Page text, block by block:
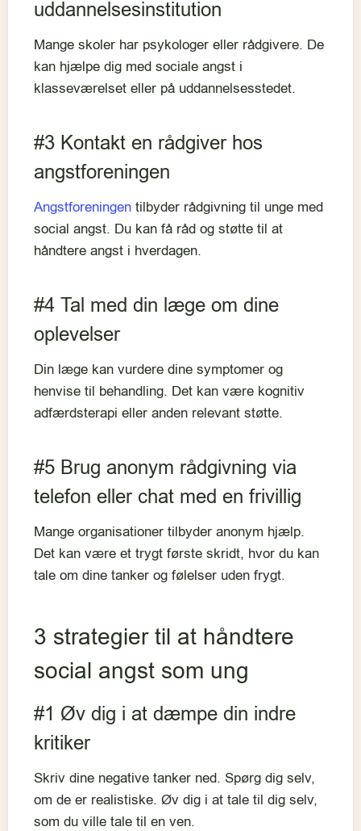
uddannelsesinstitution
Mange skoler har psykologer eller rådgivere. De
kan hjælpe dig med sociale angst i
klasseværelset eller på uddannelsesstedet.
#3 Kontakt en rådgiver hos
angstforeningen
Angstforeningen tilbyder rådgivning til unge med
social angst. Du kan få råd og støtte til at
håndtere angst i hverdagen.
#4 Tal med din læge om dine
oplevelser
Din læge kan vurdere dine symptomer og
henvise til behandling. Det kan være kognitiv
adfærdsterapi eller anden relevant støtte.
#5 Brug anonym rådgivning via
telefon eller chat med en frivillig
Mange organisationer tilbyder anonym hjælp.
Det kan være et trygt første skridt, hvor du kan
tale om dine tanker og følelser uden frygt.
3 strategier til at håndtere
social angst som ung
#1 Øv dig i at dæmpe din indre
kritiker
Skriv dine negative tanker ned. Spørg dig selv,
om de er realistiske. Øv dig i at tale til dig selv,
som du ville tale til en ven.